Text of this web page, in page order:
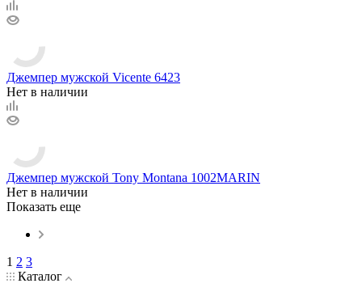
Джемпер мужской Vicente 6423
Нет в наличии
Джемпер мужской Tony Montana 1002MARIN
Нет в наличии
Показать еще
1 2 3
Каталог